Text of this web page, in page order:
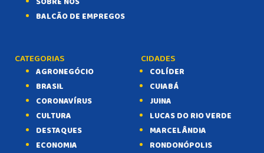
BALCÃO DE EMPREGOS
CATEGORIAS
AGRONEGÓCIO
BRASIL
CORONAVÍRUS
CULTURA
DESTAQUES
ECONOMIA
CIDADES
COLÍDER
CUIABÁ
JUINA
LUCAS DO RIO VERDE
MARCELÂNDIA
RONDONÓPOLIS